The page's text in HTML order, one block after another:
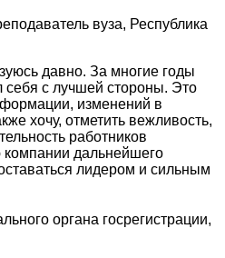
вуза, Республика
давно. За многие годы
себя с лучшей стороны. Это
изменений в
хочу, отметить вежливость,
работников
дальнейшего
лидером и сильным
органа госрегистрации,